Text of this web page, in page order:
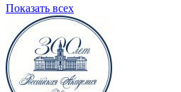
Показать всех